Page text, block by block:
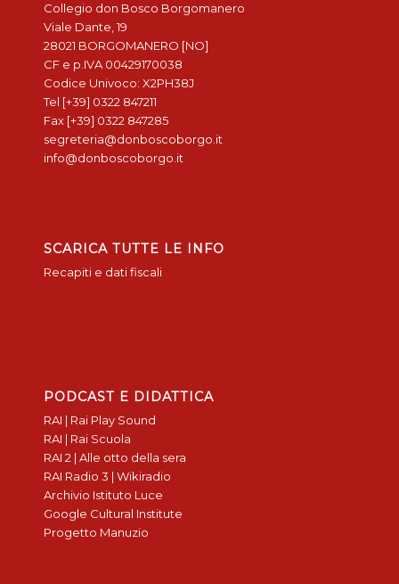
Collegio don Bosco Borgomanero
Viale Dante, 19
28021 BORGOMANERO [NO]
CF e p.IVA 00429170038
Codice Univoco: X2PH38J
Tel [+39] 0322 847211
Fax [+39] 0322 847285
segreteria@donboscoborgo.it
info@donboscoborgo.it
SCARICA TUTTE LE INFO
Recapiti e dati fiscali
PODCAST E DIDATTICA
RAI | Rai Play Sound
RAI | Rai Scuola
RAI 2 | Alle otto della sera
RAI Radio 3 | Wikiradio
Archivio Istituto Luce
Google Cultural Institute
Progetto Manuzio